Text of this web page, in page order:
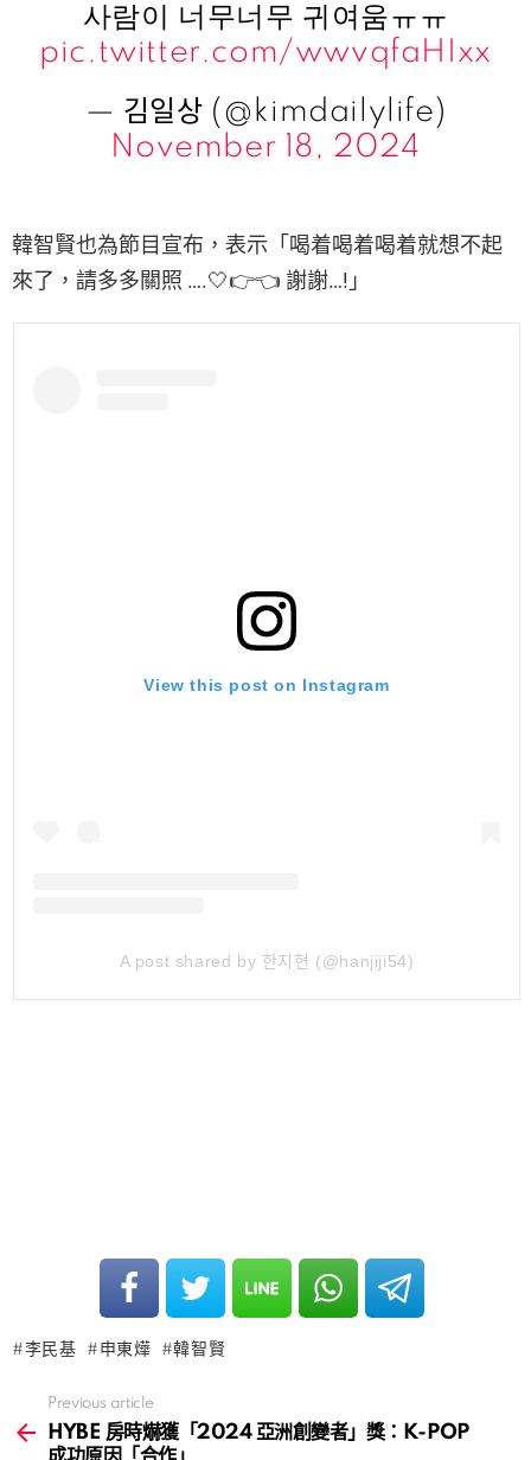
사람이 너무너무 귀여움ㅠㅠ
pic.twitter.com/wwvqfaHIxx
— 김일상 (@kimdailylife)
November 18, 2024
韓智賢也為節目宣布，表示「喝着喝着喝着就想不起
來了，請多多關照 ….🤍👉👈 謝謝…!」
View this post on Instagram
A post shared by 한지현 (@hanjiji54)
李民基 申東燁 韓智賢
more
Previous article
HYBE 房時爀獲「2024 亞洲創變者」獎：K-POP